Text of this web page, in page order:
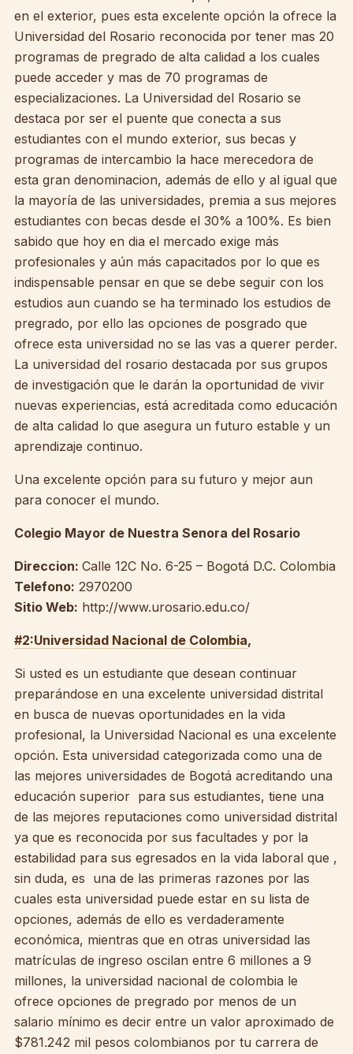
en el exterior, pues esta excelente opción la ofrece la
Universidad del Rosario reconocida por tener mas 20
programas de pregrado de alta calidad a los cuales
puede acceder y mas de 70 programas de
especializaciones. La Universidad del Rosario se
destaca por ser el puente que conecta a sus
estudiantes con el mundo exterior, sus becas y
programas de intercambio la hace merecedora de
esta gran denominacion, además de ello y al igual que
la mayoría de las universidades, premia a sus mejores
estudiantes con becas desde el 30% a 100%. Es bien
sabido que hoy en dia el mercado exige más
profesionales y aún más capacitados por lo que es
indispensable pensar en que se debe seguir con los
estudios aun cuando se ha terminado los estudios de
pregrado, por ello las opciones de posgrado que
ofrece esta universidad no se las vas a querer perder.
La universidad del rosario destacada por sus grupos
de investigación que le darán la oportunidad de vivir
nuevas experiencias, está acreditada como educación
de alta calidad lo que asegura un futuro estable y un
aprendizaje continuo.
Una excelente opción para su futuro y mejor aun
para conocer el mundo.
Colegio Mayor de Nuestra Senora del Rosario
Direccion: Calle 12C No. 6-25 – Bogotá D.C. Colombia
Telefono: 2970200
Sitio Web: http://www.urosario.edu.co/
#2:Universidad Nacional de Colombia,
Si usted es un estudiante que desean continuar
preparándose en una excelente universidad distrital
en busca de nuevas oportunidades en la vida
profesional, la Universidad Nacional es una excelente
opción. Esta universidad categorizada como una de
las mejores universidades de Bogotá acreditando una
educación superior para sus estudiantes, tiene una
de las mejores reputaciones como universidad distrital
ya que es reconocida por sus facultades y por la
estabilidad para sus egresados en la vida laboral que ,
sin duda, es una de las primeras razones por las
cuales esta universidad puede estar en su lista de
opciones, además de ello es verdaderamente
económica, mientras que en otras universidad las
matrículas de ingreso oscilan entre 6 millones a 9
millones, la universidad nacional de colombia le
ofrece opciones de pregrado por menos de un
salario mínimo es decir entre un valor aproximado de
$781.242 mil pesos colombianos por tu carrera de